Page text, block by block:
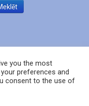
you the most
preferences and
consent to the use of